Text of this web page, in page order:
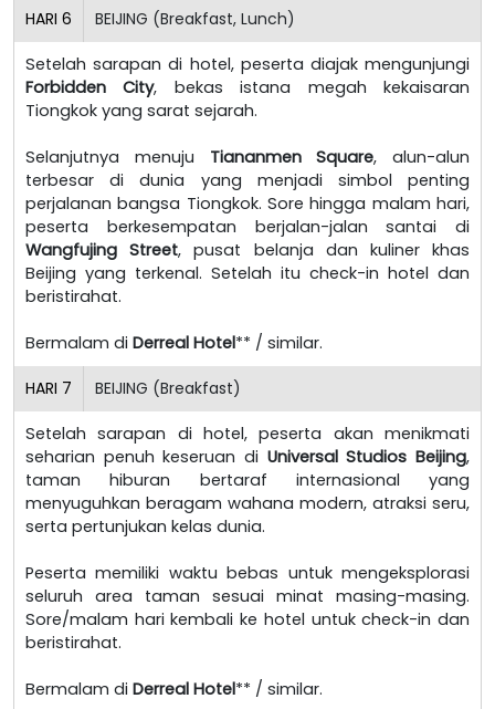
HARI 6 BEIJING (Breakfast, Lunch)
Setelah sarapan di hotel, peserta diajak mengunjungi
Forbidden City, bekas istana megah kekaisaran
Tiongkok yang sarat sejarah.
Selanjutnya menuju Tiananmen Square, alun-alun
terbesar di dunia yang menjadi simbol penting
perjalanan bangsa Tiongkok. Sore hingga malam hari,
peserta berkesempatan berjalan-jalan santai di
Wangfujing Street, pusat belanja dan kuliner khas
Beijing yang terkenal. Setelah itu check-in hotel dan
beristirahat.
Bermalam di Derreal Hotel** / similar.
HARI 7 BEIJING (Breakfast)
Setelah sarapan di hotel, peserta akan menikmati
seharian penuh keseruan di Universal Studios Beijing,
taman hiburan bertaraf internasional yang
menyuguhkan beragam wahana modern, atraksi seru,
serta pertunjukan kelas dunia.
Peserta memiliki waktu bebas untuk mengeksplorasi
seluruh area taman sesuai minat masing-masing.
Sore/malam hari kembali ke hotel untuk check-in dan
beristirahat.
Bermalam di Derreal Hotel** / similar.